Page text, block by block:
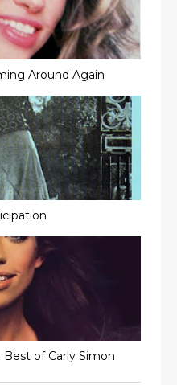
Around Again
Best of Carly Simon